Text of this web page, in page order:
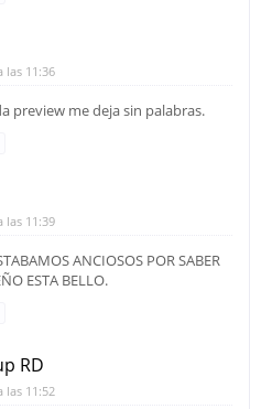
las 11:36
preview me deja sin palabras.
las 11:39
ANCIOSOS POR SABER
ESTA BELLO.
RD
las 11:52